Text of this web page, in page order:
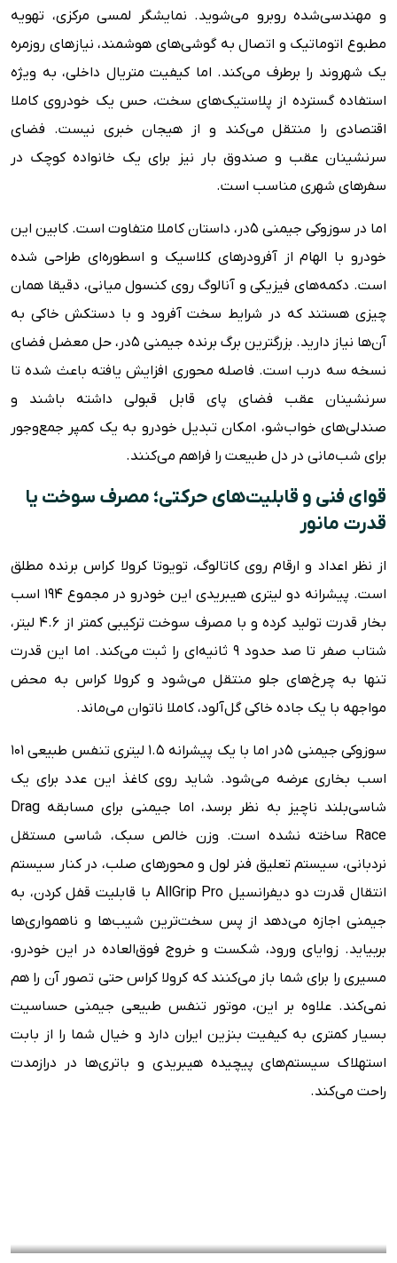
و مهندسی‌شده روبرو می‌شوید. نمایشگر لمسی مرکزی، تهویه
مطبوع اتوماتیک و اتصال به گوشی‌های هوشمند، نیازهای روزمره
یک شهروند را برطرف می‌کند. اما کیفیت متریال داخلی، به ویژه
استفاده گسترده از پلاستیک‌های سخت، حس یک خودروی کاملا
اقتصادی را منتقل می‌کند و از هیجان خبری نیست. فضای
سرنشینان عقب و صندوق بار نیز برای یک خانواده کوچک در
سفرهای شهری مناسب است.
اما در سوزوکی جیمنی ۵در، داستان کاملا متفاوت است. کابین این
خودرو با الهام از آفرودرهای کلاسیک و اسطوره‌ای طراحی شده
است. دکمه‌های فیزیکی و آنالوگ روی کنسول میانی، دقیقا همان
چیزی هستند که در شرایط سخت آفرود و با دستکش خاکی به
آن‌ها نیاز دارید. بزرگترین برگ برنده جیمنی ۵در، حل معضل فضای
نسخه سه درب است. فاصله محوری افزایش یافته باعث شده تا
سرنشینان عقب فضای پای قابل قبولی داشته باشند و
صندلی‌های خواب‌شو، امکان تبدیل خودرو به یک کمپر جمع‌وجور
برای شب‌مانی در دل طبیعت را فراهم می‌کنند.
قوای فنی و قابلیت‌های حرکتی؛ مصرف سوخت یا
قدرت مانور
از نظر اعداد و ارقام روی کاتالوگ، تویوتا کرولا کراس برنده مطلق
است. پیشرانه دو لیتری هیبریدی این خودرو در مجموع ۱۹۴ اسب
بخار قدرت تولید کرده و با مصرف سوخت ترکیبی کمتر از ۴.۶ لیتر،
شتاب صفر تا صد حدود ۹ ثانیه‌ای را ثبت می‌کند. اما این قدرت
تنها به چرخ‌های جلو منتقل می‌شود و کرولا کراس به محض
مواجهه با یک جاده خاکی گل‌آلود، کاملا ناتوان می‌ماند.
سوزوکی جیمنی ۵در اما با یک پیشرانه ۱.۵ لیتری تنفس طبیعی ۱۰۱
اسب بخاری عرضه می‌شود. شاید روی کاغذ این عدد برای یک
شاسی‌بلند ناچیز به نظر برسد، اما جیمنی برای مسابقه Drag
Race ساخته نشده است. وزن خالص سبک، شاسی مستقل
نردبانی، سیستم تعلیق فنر لول و محورهای صلب، در کنار سیستم
انتقال قدرت دو دیفرانسیل AllGrip Pro با قابلیت قفل کردن، به
جیمنی اجازه می‌دهد از پس سخت‌ترین شیب‌ها و ناهمواری‌ها
بربیاید. زوایای ورود، شکست و خروج فوق‌العاده در این خودرو،
مسیری را برای شما باز می‌کنند که کرولا کراس حتی تصور آن را هم
نمی‌کند. علاوه بر این، موتور تنفس طبیعی جیمنی حساسیت
بسیار کمتری به کیفیت بنزین ایران دارد و خیال شما را از بابت
استهلاک سیستم‌های پیچیده هیبریدی و باتری‌ها در درازمدت
راحت می‌کند.